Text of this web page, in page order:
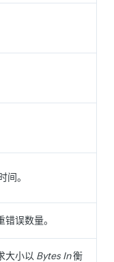
间。
误数量。
大小以 Bytes In衡